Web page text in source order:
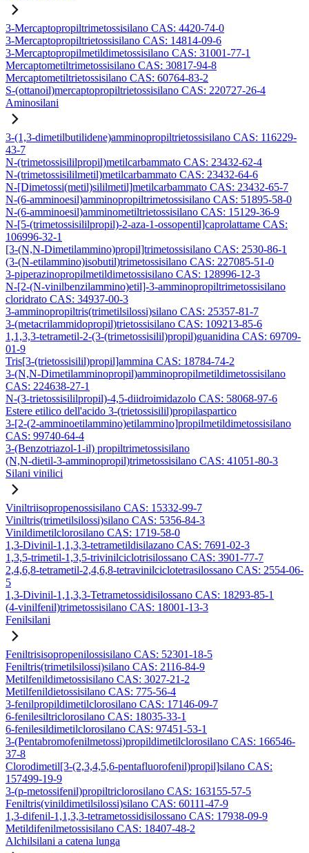
3-Mercaptopropiltrimetossisilano CAS: 4420-74-0
3-Mercaptopropiltrietossisilano CAS: 14814-09-6
3-Mercaptopropilmetildimetossisilano CAS: 31001-77-1
Mercaptometiltrimetossisilano CAS: 30817-94-8
Mercaptometiltrietossisilano CAS: 60764-83-2
S-(ottanoil)mercaptopropiltrietossisilano CAS: 220727-26-4
Aminosilani
3-(1,3-dimetilbutilidene)amminopropiltrietossisilano CAS: 116229-
43-7
N-(trimetossisililpropil)metilcarbammato CAS: 23432-62-4
N-(trimetossisililmetil)metilcarbammato CAS: 23432-64-6
N-[Dimetossi(metil)sililmetil]metilcarbammato CAS: 23432-65-7
N-(6-amminoesil)amminopropiltrimetossisilano CAS: 51895-58-0
N-(6-amminoesil)amminometiltrietossisilano CAS: 15129-36-9
N-[5-(trimetossisililpropil)-2-aza-1-ossopentil]caprolattame CAS:
106996-32-1
[3-(N,N-Dimetilammino)propil]trimetossisilano CAS: 2530-86-1
(3-(N-etilammino)isobutil)trimetossisilano CAS: 227085-51-0
3-piperazinopropilmetildimetossisilano CAS: 128996-12-3
N-[2-(N-vinilbenzilammino)etil]-3-amminopropiltrimetossisilano
cloridrato CAS: 34937-00-3
3-amminopropiltris(trimetilsilossi)silano CAS: 25357-81-7
3-(metacrilammidopropil)trietossisilano CAS: 109213-85-6
1,1,3,3-tetrametil-2-(3-(trimetossisilil)propil)guanidina CAS: 69709-
01-9
Tris[3-(trietossisilil)propil]ammina CAS: 18784-74-2
3-(N,N-Dimetilamminopropil)amminopropilmetildimetossisilano
CAS: 224638-27-1
N-(3-trietossisililpropil)-4,5-diidroimidazolo CAS: 58068-97-6
Estere etilico dell'acido 3-(trietossisilil)propilaspartico
3-[2-(2-amminoetilammino)etilammino]propilmetildimetossisilano
CAS: 99740-64-4
3-(Benzotriazol-1-il) propiltrimetossisilano
(N,N-dietil-3-amminopropil)trimetossisilano CAS: 41051-80-3
Silani vinilici
Viniltriisopropenossisilano CAS: 15332-99-7
Viniltris(trimetilsilossi)silano CAS: 5356-84-3
Vinildimetilclorosilano CAS: 1719-58-0
1,3-Divinil-1,1,3,3-tetrametildisilazano CAS: 7691-02-3
1,3,5-trimetil-1,3,5-trivinilciclotrisilossano CAS: 3901-77-7
2,4,6,8-tetrametil-2,4,6,8-tetravinilciclotetrasilossano CAS: 2554-06-
5
1,3-Divinil-1,1,3,3-Tetrametossidisilossano CAS: 18293-85-1
(4-vinilfenil)trimetossisilano CAS: 18001-13-3
Fenilsilani
Feniltrisisopropenilossisilano CAS: 52301-18-5
Feniltris(trimetilsilossi)silano CAS: 2116-84-9
Metilfenildimetossisilano CAS: 3027-21-2
Metilfenildietossisilano CAS: 775-56-4
3-fenilpropildimetilclorosilano CAS: 17146-09-7
6-fenilesiltriclorosilano CAS: 18035-33-1
6-fenilesildimetilclorosilano CAS: 97451-53-1
3-(Pentabromofenilmetossi)propildimetilclorosilano CAS: 166546-
37-8
Clorodimetil[3-(2,3,4,5,6-pentafluorofenil)propil]silano CAS:
157499-19-9
3-(p-metossifenil)propiltriclorosilano CAS: 163155-57-5
Feniltris(vinildimetilsilossi)silano CAS: 60111-47-9
1,3-difenil-1,1,3,3-tetrametossidisilossano CAS: 17938-09-9
Metildifenilmetossisilano CAS: 18407-48-2
Alchilsilani a catena lunga